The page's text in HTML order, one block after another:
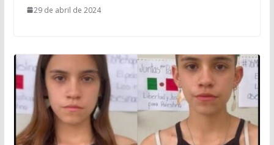
29 de abril de 2024